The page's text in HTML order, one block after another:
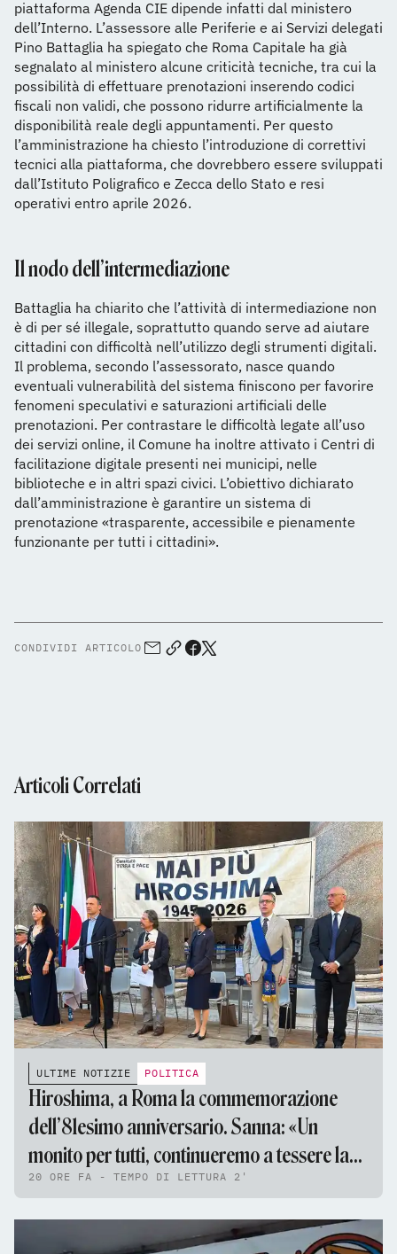
piattaforma Agenda CIE dipende infatti dal ministero
dell’Interno. L’assessore alle Periferie e ai Servizi delegati
Pino Battaglia ha spiegato che Roma Capitale ha già
segnalato al ministero alcune criticità tecniche, tra cui la
possibilità di effettuare prenotazioni inserendo codici
fiscali non validi, che possono ridurre artificialmente la
disponibilità reale degli appuntamenti. Per questo
l’amministrazione ha chiesto l’introduzione di correttivi
tecnici alla piattaforma, che dovrebbero essere sviluppati
dall’Istituto Poligrafico e Zecca dello Stato e resi
operativi entro aprile 2026.
Il nodo dell’intermediazione
Battaglia ha chiarito che l’attività di intermediazione non
è di per sé illegale, soprattutto quando serve ad aiutare
cittadini con difficoltà nell’utilizzo degli strumenti digitali.
Il problema, secondo l’assessorato, nasce quando
eventuali vulnerabilità del sistema finiscono per favorire
fenomeni speculativi e saturazioni artificiali delle
prenotazioni. Per contrastare le difficoltà legate all’uso
dei servizi online, il Comune ha inoltre attivato i Centri di
facilitazione digitale presenti nei municipi, nelle
biblioteche e in altri spazi civici. L’obiettivo dichiarato
dall’amministrazione è garantire un sistema di
prenotazione «trasparente, accessibile e pienamente
funzionante per tutti i cittadini».
CONDIVIDI ARTICOLO
Articoli Correlati
ULTIME NOTIZIE POLITICA
Hiroshima, a Roma la commemorazione
dell’81esimo anniversario. Sanna: «Un
monito per tutti, continueremo a tessere la
tela della pace»
20 ORE FA - TEMPO DI LETTURA 2'